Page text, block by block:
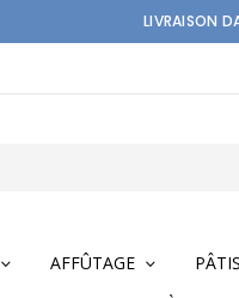
LIVRAISON
AFFÛTAGE